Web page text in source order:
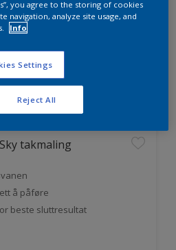
takmaling
å påføre
beste sluttresultat
you agree to the storing of cookies
navigation, analyze site usage, and
Info
Settings
Reject All